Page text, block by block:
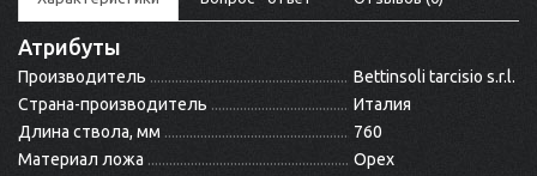
Атрибуты
Производитель
Bettinsoli tarcisio s.r.l.
Страна-производитель
Италия
Длина ствола, мм
760
Материал ложа
Орех